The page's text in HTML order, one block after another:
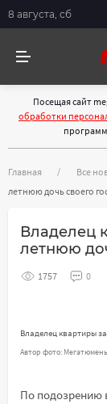
8 августа, сб
Посещая сайт
обработки
Главная Все
летнюю дочь своего
Владелец
летнюю
1757 0
Владелец квартиры
Автор фото: Мегатюмень
По подозрению